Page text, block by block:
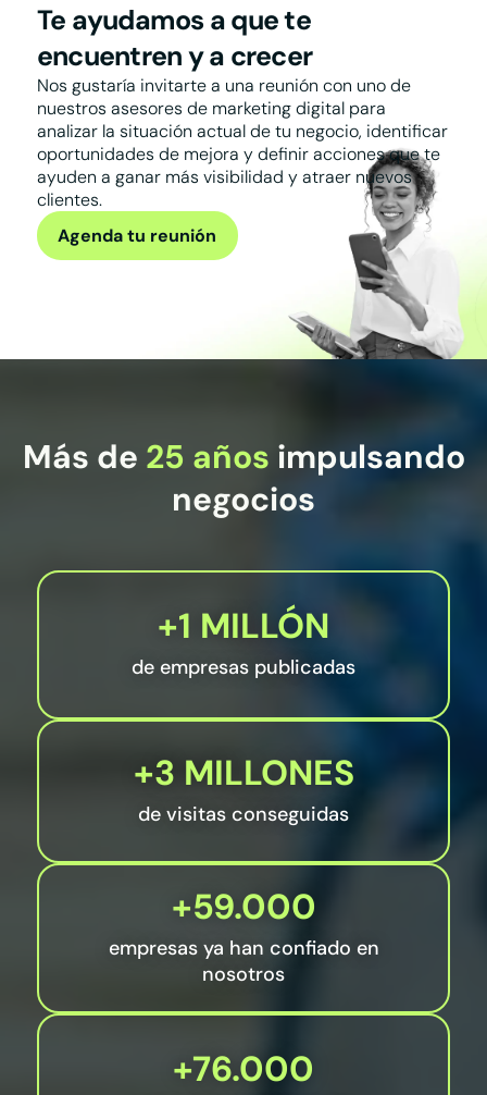
Te ayudamos a que te
encuentren y a crecer
Nos gustaría invitarte a una reunión con uno de
nuestros asesores de marketing digital para
analizar la situación actual de tu negocio, identificar
oportunidades de mejora y definir acciones que te
ayuden a ganar más visibilidad y atraer nuevos
clientes.
Agenda tu reunión
Más de 25 años impulsando
negocios
+1 MILLÓN
de empresas publicadas
+3 MILLONES
de visitas conseguidas
+59.000
empresas ya han confiado en
nosotros
+76.000